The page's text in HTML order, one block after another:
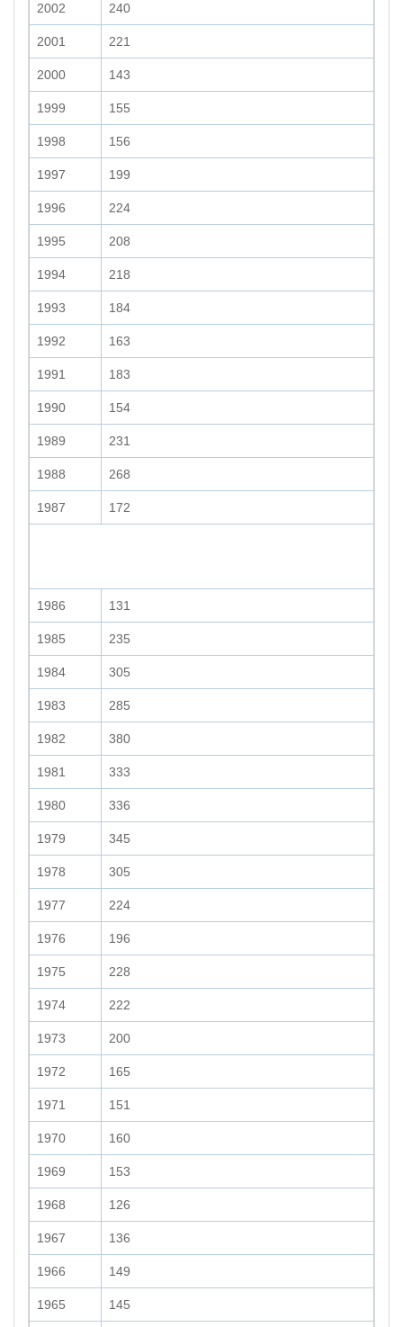
2002 240
2001 221
2000 143
1999 155
1998 156
1997 199
1996 224
1995 208
1994 218
1993 184
1992 163
1991 183
1990 154
1989 231
1988 268
1987 172
1986 131
1985 235
1984 305
1983 285
1982 380
1981 333
1980 336
1979 345
1978 305
1977 224
1976 196
1975 228
1974 222
1973 200
1972 165
1971 151
1970 160
1969 153
1968 126
1967 136
1966 149
1965 145